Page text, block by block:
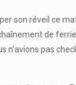
son réveil ce
de
pas